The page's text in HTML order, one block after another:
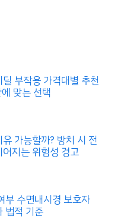
부작용 가격대별 추천
맞는 선택
가능할까? 방치 시 전
지는 위험성 경고
부 수면내시경 보호자
법적 기준